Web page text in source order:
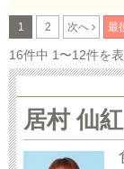
1 2 次へ 最
16件中 1〜12件を
居村 仙紅